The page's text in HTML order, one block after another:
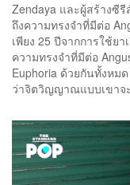
Zendaya และผู้สร้างซีรี
ถึงความทรงจำที่มีต่อ
เพียง 25 ปีจากการใช้ย
ความทรงจำที่มีต่อ
Euphoria ด้วยกันทั้งหม
ว่าจิตวิญญาณแบบเขาจ